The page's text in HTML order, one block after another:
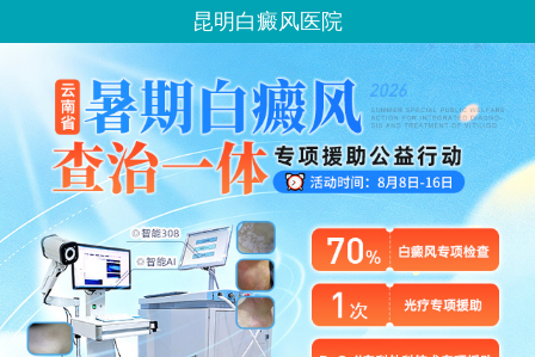
昆明白癜风医院